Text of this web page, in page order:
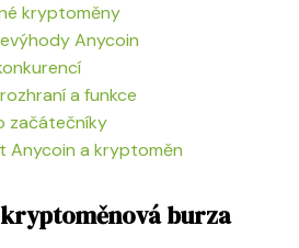
kryptoměny
Anycoin
a funkce
začátečníky
Anycoin a kryptoměn
burza